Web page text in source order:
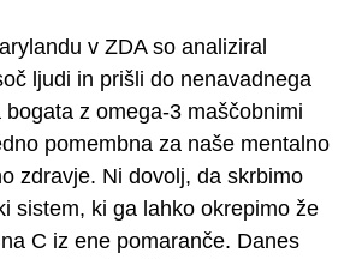
v ZDA so analiziral
ljudi in prišli do nenavadnega
z omega-3 maščobnimi
pomembna za naše mentalno
zdravje. Ni dovolj, da skrbimo
sistem, ki ga lahko okrepimo že
C iz ene pomaranče. Danes